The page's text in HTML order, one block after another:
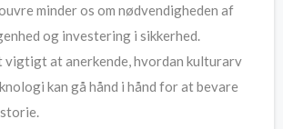
minder os om nødvendigheden af
og investering i sikkerhed.
vigtigt at anerkende, hvordan kulturarv
kan gå hånd i hånd for at bevare